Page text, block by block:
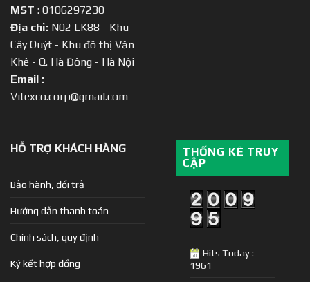
MST : 0106297230
Địa chỉ: N02 LK88 - Khu
Cây Quýt - Khu đô thị Văn
Khê - Q. Hà Đông - Hà Nội
Email :
Vitexco.corp@gmail.com
HỖ TRỢ KHÁCH HÀNG
Bảo hành, đổi trả
Hướng dẫn thanh toán
Chính sách, quy định
Ký kết hợp đồng
THỐNG KÊ TRUY
CẬP
Hits Today :
1961